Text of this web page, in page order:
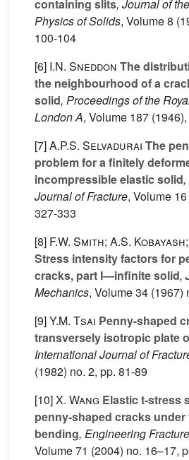
containing slits, Journal of
Physics of Solids, Volume 8
100-104
[6] I.N. Sneddon The
the neighbourhood of a
solid, Proceedings of the
London A, Volume 187
[7]A.P.S. Selvadurai The
problem for a finitely
incompressible elastic solid,
Journal of Fracture, Volume 16
327-333
[8] F.W. Smith; A.S.
Stress intensity factors for
cracks, part I—infinite solid,
Mechanics, Volume 34 (1967)
[9]Y.M. Tsai Penny-shaped
transversely isotropic plate
International Journal of
(1982) no. 2, pp. 81-89
[10]X. Wang Elastic t-stress
penny-shaped cracks
bending, Engineering
Volume 71 (2004) no. 16–17,